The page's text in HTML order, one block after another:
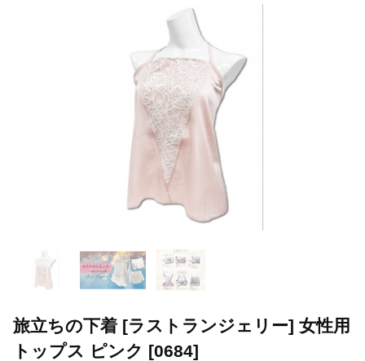
旅立ちの下着 [ラストランジェリー] 女性用
トップス ピンク [0684]